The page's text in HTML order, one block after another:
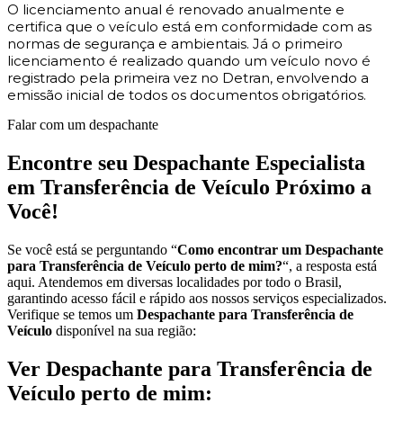
O licenciamento anual é renovado anualmente e
certifica que o veículo está em conformidade com as
normas de segurança e ambientais. Já o primeiro
licenciamento é realizado quando um veículo novo é
registrado pela primeira vez no Detran, envolvendo a
emissão inicial de todos os documentos obrigatórios.
Falar com um despachante
Encontre seu Despachante Especialista
em Transferência de Veículo Próximo a
Você!
Se você está se perguntando “Como encontrar um Despachante
para Transferência de Veículo perto de mim?“, a resposta está
aqui. Atendemos em diversas localidades por todo o Brasil,
garantindo acesso fácil e rápido aos nossos serviços especializados.
Verifique se temos um Despachante para Transferência de
Veículo disponível na sua região:
Ver Despachante para Transferência de
Veículo perto de mim: